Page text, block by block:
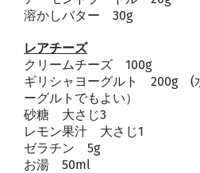
溶かしバター 30g
レアチーズ
クリームチーズ 100g
ギリシャヨーグルト 200g (
ーグルトでもよい）
砂糖 大さじ3
レモン果汁 大さじ1
ゼラチン 5g
お湯 50ml